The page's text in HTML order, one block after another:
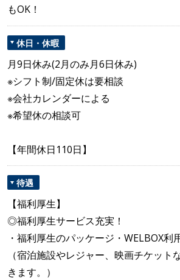
もOK！
休日・休暇
月9日休み(2月のみ月6日休み)
※シフト制/固定休は要相談
※会社カレンダーによる
※希望休の相談可
【年間休日110日】
待遇
【福利厚生】
◎福利厚生サービス充実！
・福利厚生のパッケージ・WELBOX利
（宿泊施設やレジャー、映画チケット
きます。）